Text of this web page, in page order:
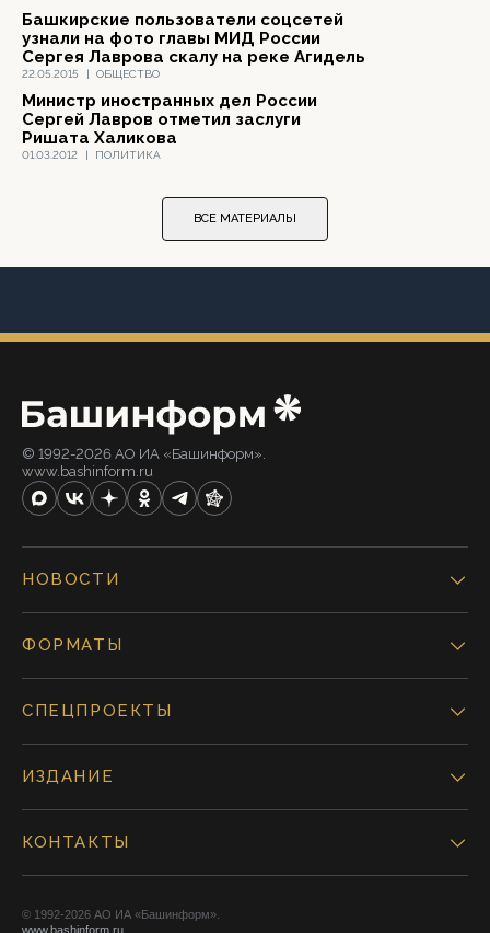
22.05.2015 | ОБЩЕСТВО
Башкирские пользователи соцсетей
узнали на фото главы МИД России
Сергея Лаврова скалу на реке Агидель
01.03.2012 | ПОЛИТИКА
Министр иностранных дел России
Сергей Лавров отметил заслуги
Ришата Халикова
ВСЕ МАТЕРИАЛЫ
© 1992-2026 АО ИА «Башинформ».
www.bashinform.ru
НОВОСТИ
ФОРМАТЫ
СПЕЦПРОЕКТЫ
ИЗДАНИЕ
КОНТАКТЫ
© 1992-2026 АО ИА «Башинформ».
www.bashinform.ru